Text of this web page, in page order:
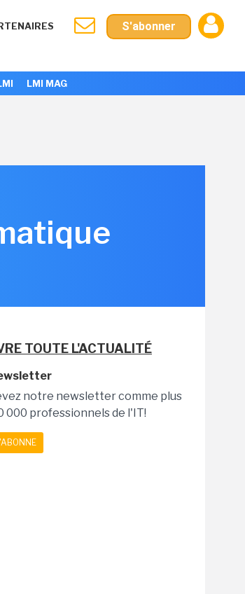
S'abonner
LMI MAG
TOUTE L'ACTUALITÉ
notre newsletter comme plus
000 professionnels de l'IT!